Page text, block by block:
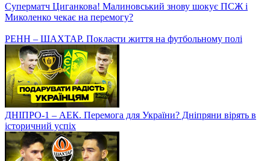
Іспанію, битва українців у Франції
ДИНАМО, ШАХТАР або ДНІПРО-1. Чи буде СЕНСАЦІЯ?